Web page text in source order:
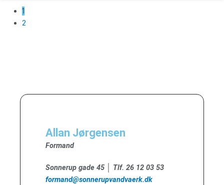
1
2
Allan Jørgensen
Formand
Sonnerup gade 45 │ Tlf. 26 12 03 53
formand@sonnerupvandvaerk.dk